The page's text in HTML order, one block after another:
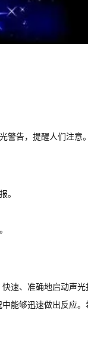
警告，提醒人们注意。
。
速、准确地启动声
能够迅速做出反应